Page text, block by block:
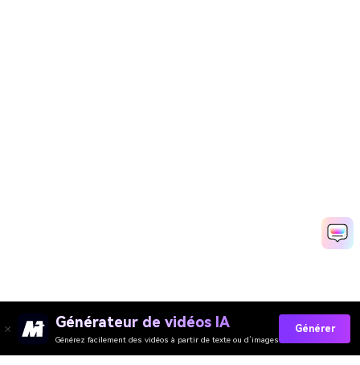
Générateur de vidéos IA
Générez facilement des vidéos à partir de texte ou d’images
Générer